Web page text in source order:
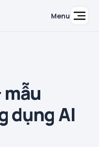
Menu
mẫu
dụng AI